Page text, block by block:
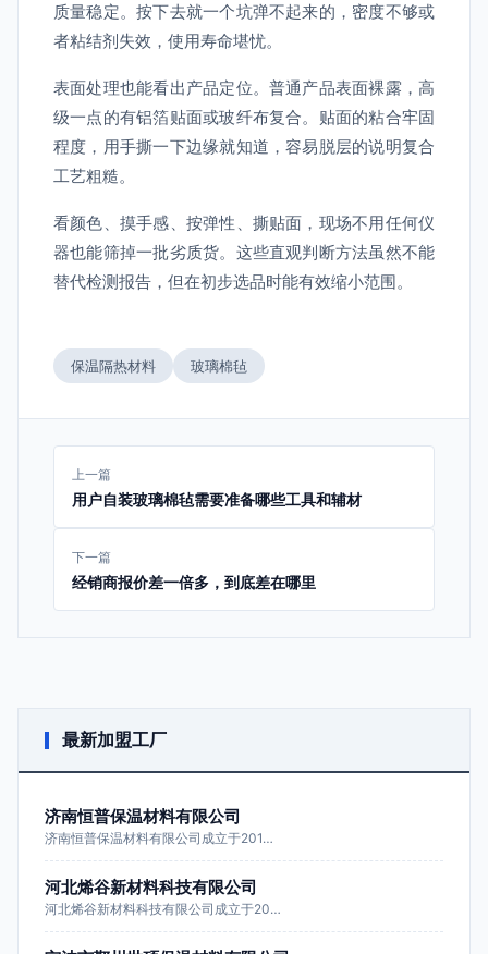
质量稳定。按下去就一个坑弹不起来的，密度不够或
者粘结剂失效，使用寿命堪忧。
表面处理也能看出产品定位。普通产品表面裸露，高
级一点的有铝箔贴面或玻纤布复合。贴面的粘合牢固
程度，用手撕一下边缘就知道，容易脱层的说明复合
工艺粗糙。
看颜色、摸手感、按弹性、撕贴面，现场不用任何仪
器也能筛掉一批劣质货。这些直观判断方法虽然不能
替代检测报告，但在初步选品时能有效缩小范围。
保温隔热材料 玻璃棉毡
上一篇
用户自装玻璃棉毡需要准备哪些工具和辅材
下一篇
经销商报价差一倍多，到底差在哪里
最新加盟工厂
济南恒普保温材料有限公司
济南恒普保温材料有限公司成立于201…
河北烯谷新材料科技有限公司
河北烯谷新材料科技有限公司成立于20…